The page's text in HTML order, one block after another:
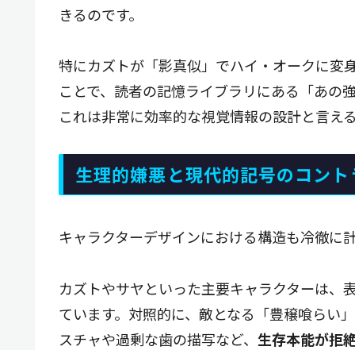
きるのです。
特にカズトが「影真似」でハイ・オークに変
ことで、読者の記憶ライブラリにある「あの
これは非常に効率的な視覚情報の設計と言え
生理的嫌悪と現代的記号のコン
キャラクターデザインにおける構造も冷徹に
カズトやサヤといった主要キャラクターは、
ています。対照的に、敵となる「豊穣喰らい
スチャや過剰な歯の描写など、 生存本能が拒